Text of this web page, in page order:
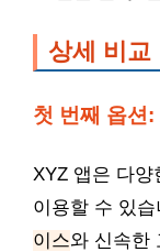
상세 비교
첫 번째 옵션:
XYZ 앱은 다양
이용할 수 있습
이스와 신속한